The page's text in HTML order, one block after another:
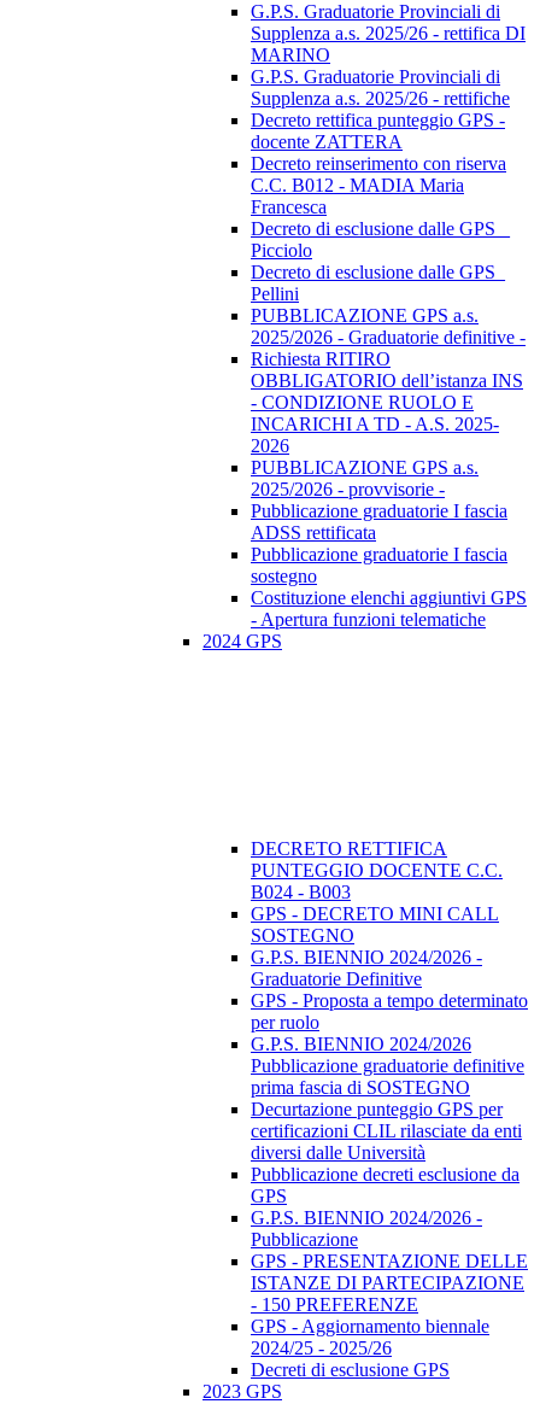
G.P.S. Graduatorie Provinciali di
Supplenza a.s. 2025/26 - rettifica DI
MARINO
G.P.S. Graduatorie Provinciali di
Supplenza a.s. 2025/26 - rettifiche
Decreto rettifica punteggio GPS -
docente ZATTERA
Decreto reinserimento con riserva
C.C. B012 - MADIA Maria
Francesca
Decreto di esclusione dalle GPS _
Picciolo
Decreto di esclusione dalle GPS_
Pellini
PUBBLICAZIONE GPS a.s.
2025/2026 - Graduatorie definitive -
Richiesta RITIRO
OBBLIGATORIO dell’istanza INS
- CONDIZIONE RUOLO E
INCARICHI A TD - A.S. 2025-
2026
PUBBLICAZIONE GPS a.s.
2025/2026 - provvisorie -
Pubblicazione graduatorie I fascia
ADSS rettificata
Pubblicazione graduatorie I fascia
sostegno
Costituzione elenchi aggiuntivi GPS
- Apertura funzioni telematiche
2024 GPS
DECRETO RETTIFICA
PUNTEGGIO DOCENTE C.C.
B024 - B003
GPS - DECRETO MINI CALL
SOSTEGNO
G.P.S. BIENNIO 2024/2026 -
Graduatorie Definitive
GPS - Proposta a tempo determinato
per ruolo
G.P.S. BIENNIO 2024/2026
Pubblicazione graduatorie definitive
prima fascia di SOSTEGNO
Decurtazione punteggio GPS per
certificazioni CLIL rilasciate da enti
diversi dalle Università
Pubblicazione decreti esclusione da
GPS
G.P.S. BIENNIO 2024/2026 -
Pubblicazione
GPS - PRESENTAZIONE DELLE
ISTANZE DI PARTECIPAZIONE
- 150 PREFERENZE
GPS - Aggiornamento biennale
2024/25 - 2025/26
Decreti di esclusione GPS
2023 GPS